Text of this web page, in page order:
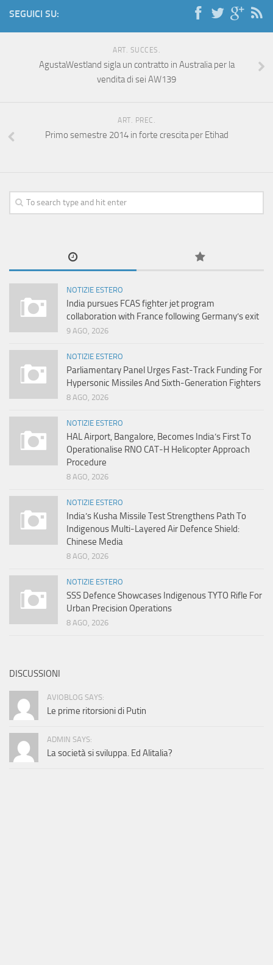
SEGUICI SU:
ART. SUCCES.
AgustaWestland sigla un contratto in Australia per la
vendita di sei AW139
ART. PREC.
Primo semestre 2014 in forte crescita per Etihad
NOTIZIE ESTERO
India pursues FCAS fighter jet program
collaboration with France following Germany’s exit
9 AGO, 2026
NOTIZIE ESTERO
Parliamentary Panel Urges Fast-Track Funding For
Hypersonic Missiles And Sixth-Generation Fighters
8 AGO, 2026
NOTIZIE ESTERO
HAL Airport, Bangalore, Becomes India’s First To
Operationalise RNO CAT-H Helicopter Approach
Procedure
8 AGO, 2026
NOTIZIE ESTERO
India’s Kusha Missile Test Strengthens Path To
Indigenous Multi-Layered Air Defence Shield:
Chinese Media
8 AGO, 2026
NOTIZIE ESTERO
SSS Defence Showcases Indigenous TYTO Rifle For
Urban Precision Operations
8 AGO, 2026
DISCUSSIONI
AVIOBLOG SAYS:
Le prime ritorsioni di Putin
ADMIN SAYS:
La società si sviluppa. Ed Alitalia?